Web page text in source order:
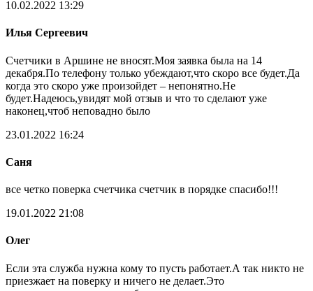
10.02.2022 13:29
Илья Сергеевич
Счетчики в Аршине не вносят.Моя заявка была на 14
декабря.По телефону только убеждают,что скоро все будет.Да
когда это скоро уже произойдет – непонятно.Не
будет.Надеюсь,увидят мой отзыв и что то сделают уже
наконец,чтоб неповадно было
23.01.2022 16:24
Саня
все четко поверка счетчика счетчик в порядке спасибо!!!
19.01.2022 21:08
Олег
Если эта служба нужна кому то пусть работает.А так никто не
приезжает на поверку и ничего не делает.Это